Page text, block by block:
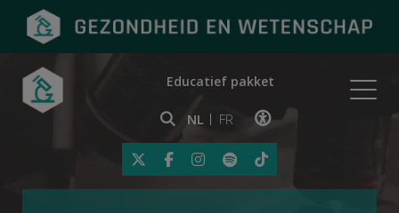
Onderwerpen
Educatief pakket
NL FR
Klik op deze link om